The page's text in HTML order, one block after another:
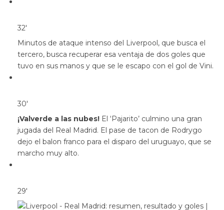
32′
Minutos de ataque intenso del Liverpool, que busca el
tercero, busca recuperar esa ventaja de dos goles que
tuvo en sus manos y que se le escapo con el gol de Vini.
30′
¡Valverde a las nubes! El ‘Pajarito’ culmino una gran
jugada del Real Madrid. El pase de tacon de Rodrygo
dejo el balon franco para el disparo del uruguayo, que se
marcho muy alto.
29′